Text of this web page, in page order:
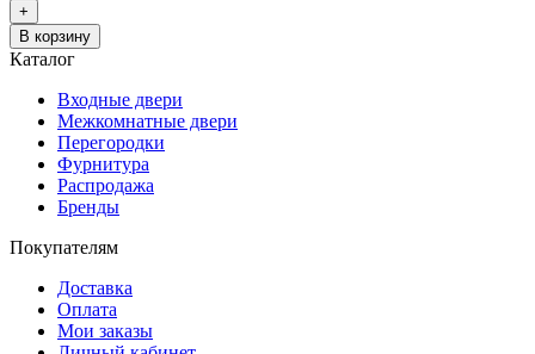
+
В корзину
Каталог
Входные двери
Межкомнатные двери
Перегородки
Фурнитура
Распродажа
Бренды
Покупателям
Доставка
Оплата
Мои заказы